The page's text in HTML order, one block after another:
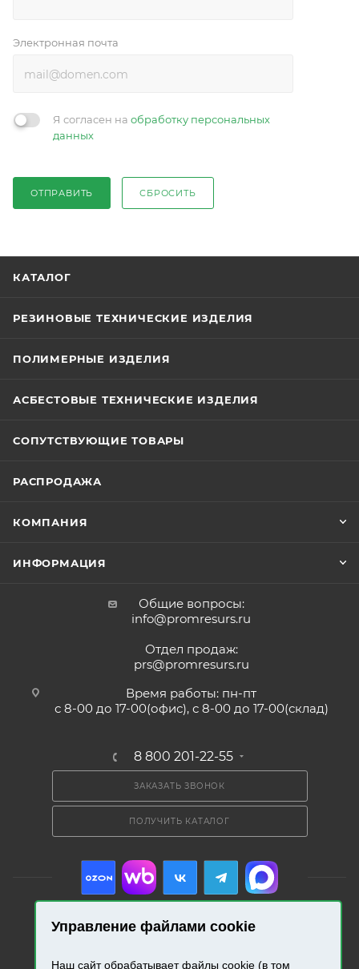
Управление файлами cookie
Наш сайт обрабатывает файлы cookie (в том
Электронная почта
Я согласен на обработку персональных
данных
ОТПРАВИТЬ СБРОСИТЬ
КАТАЛОГ
РЕЗИНОВЫЕ ТЕХНИЧЕСКИЕ ИЗДЕЛИЯ
ПОЛИМЕРНЫЕ ИЗДЕЛИЯ
АСБЕСТОВЫЕ ТЕХНИЧЕСКИЕ ИЗДЕЛИЯ
СОПУТСТВУЮЩИЕ ТОВАРЫ
РАСПРОДАЖА
КОМПАНИЯ
ИНФОРМАЦИЯ
Общие вопросы:
info@promresurs.ru
Отдел продаж:
prs@promresurs.ru
Время работы: пн-пт
с 8-00 до 17-00(офис), с 8-00 до 17-00(склад)
8 800 201-22-55
ЗАКАЗАТЬ ЗВОНОК
ПОЛУЧИТЬ КАТАЛОГ